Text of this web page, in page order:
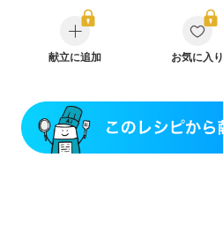
クローン病（寛解期）
過敏性腸症
糖尿病性腎症（第１期）
糖尿病性
糖尿病性腎症（第３期）
CKD（ス
乳がん（ホルモン療法中）
乳がん治療を終えた方・経過観察中
胃がん（抗がん剤治療中）
献立に追加 お気に入り